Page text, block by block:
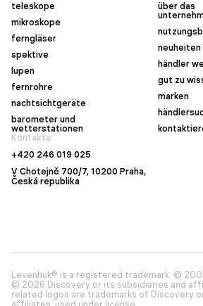
teleskope
mikroskope
ferngläser
spektive
lupen
fernrohre
nachtsichtgeräte
barometer und
wetterstationen
über das
neuheiten
händler
gut zu
marken
Kontakte
+420 246 019 025
V Chotejně 700/7, 10200 Praha,
Česká republika
Levenhuk® is a registered trademark. ©
© 2026 Discovery or its subsidiaries and
related logos are trademarks of Discovery